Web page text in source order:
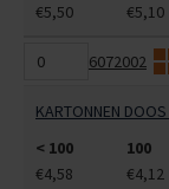
€5,50
€5,10
6072002
KARTONNEN
< 100
100
€4,58
€4,12